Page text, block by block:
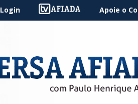
Login Apoie o